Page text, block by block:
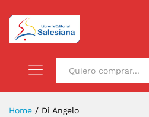
Home / Di Angelo